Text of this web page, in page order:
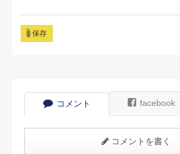
保存
コメント facebook
コメントを書く